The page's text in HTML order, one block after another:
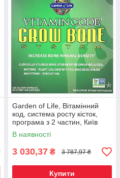
Garden of Life, Вітамінний
код, система росту кісток,
програма з 2 частин, Київ
В наявності
3 030,37 ₴ 3 787,97 ₴
Купити